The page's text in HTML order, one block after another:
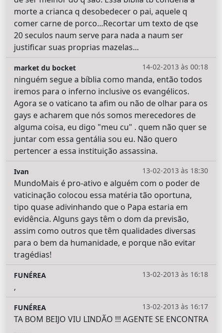
morte a crianca q desobedecer o pai, aquele q
comer carne de porco...Recortar um texto de qse
20 seculos naum serve para nada a naum ser
justificar suas proprias mazelas...
14-02-2013 às 00:18
market du bocket
ninguém segue a bíblia como manda, então todos
iremos para o inferno inclusive os evangélicos.
Agora se o vaticano ta afim ou não de olhar para os
gays e acharem que nós somos merecedores de
alguma coisa, eu digo "meu cu" . quem não quer se
juntar com essa gentália sou eu. Não quero
pertencer a essa instituição assassina.
13-02-2013 às 18:30
Ivan
MundoMais é pro-ativo e alguém com o poder de
vaticinação colocou essa matéria tão oportuna,
tipo quase adivinhando que o Papa estaria em
evidência. Alguns gays têm o dom da previsão,
assim como outros que têm qualidades diversas
para o bem da humanidade, e porque não evitar
tragédias!
13-02-2013 às 16:18
FUNÉREA
,
13-02-2013 às 16:17
FUNÉREA
TA BOM BEIJO VIU LINDÃO !!! AGENTE SE ENCONTRA